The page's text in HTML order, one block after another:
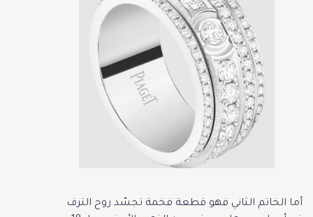
أما الخاتم الثاني فهو قطعة فخمة تجسّد روح الترف